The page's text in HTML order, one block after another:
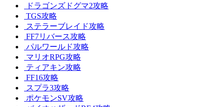
ドラゴンズドグマ2攻略
TGS攻略
ステラーブレイド攻略
FF7リバース攻略
パルワールド攻略
マリオRPG攻略
ティアキン攻略
FF16攻略
スプラ3攻略
ポケモンSV攻略